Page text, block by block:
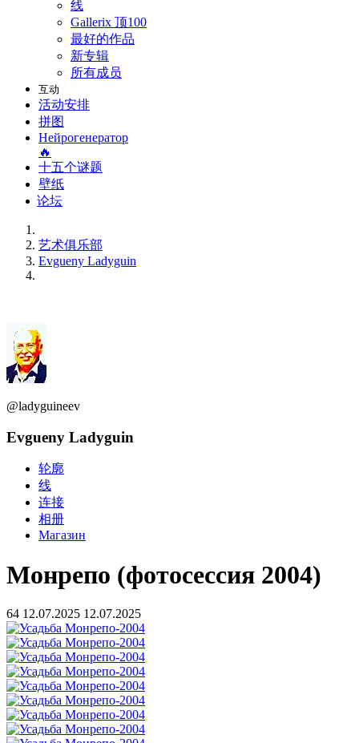
线
Gallerix 顶100
最好的作品
新专辑
所有成员
互动
活动安排
拼图
Нейрогенератор
🔥
十五个谜题
壁纸
论坛
艺术俱乐部
Evgueny Ladyguin
@ladyguineev
Evgueny Ladyguin
轮廓
线
连接
相册
Магазин
Монрепо (фотосессия 2004)
64 12.07.2025 12.07.2025